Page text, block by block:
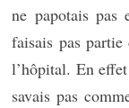
ne papotais
faisais pas
l’hôpital. En
savais pas